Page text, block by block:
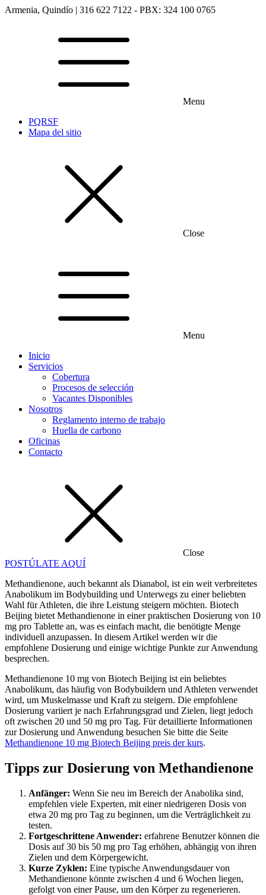
Armenia, Quindío | 316 622 7122 - PBX: 324 100 0765
Menu
PQRSF
Mapa del sitio
Close
Menu
Inicio
Servicios
Cobertura
Procesos de selección
Vacantes Disponibles
Nosotros
Reglamento interno de trabajo
Huella de carbono
Oficinas
Contacto
Close
POSTÚLATE AQUÍ
Methandienone, auch bekannt als Dianabol, ist ein weit verbreitetes
Anabolikum im Bodybuilding und Unterwegs zu einer beliebten
Wahl für Athleten, die ihre Leistung steigern möchten. Biotech
Beijing bietet Methandienone in einer praktischen Dosierung von 10
mg pro Tablette an, was es einfach macht, die benötigte Menge
individuell anzupassen. In diesem Artikel werden wir die
empfohlene Dosierung und einige wichtige Punkte zur Anwendung
besprechen.
Methandienone 10 mg von Biotech Beijing ist ein beliebtes
Anabolikum, das häufig von Bodybuildern und Athleten verwendet
wird, um Muskelmasse und Kraft zu steigern. Die empfohlene
Dosierung variiert je nach Erfahrungsgrad und Zielen, liegt jedoch
oft zwischen 20 und 50 mg pro Tag. Für detaillierte Informationen
zur Dosierung und Anwendung besuchen Sie bitte die Seite
Methandienone 10 mg Biotech Beijing preis der kurs.
Tipps zur Dosierung von Methandienone
Anfänger: Wenn Sie neu im Bereich der Anabolika sind,
empfehlen viele Experten, mit einer niedrigeren Dosis von
etwa 20 mg pro Tag zu beginnen, um die Verträglichkeit zu
testen.
Fortgeschrittene Anwender: erfahrene Benutzer können die
Dosis auf 30 bis 50 mg pro Tag erhöhen, abhängig von ihren
Zielen und dem Körpergewicht.
Kurze Zyklen: Eine typische Anwendungsdauer von
Methandienone könnte zwischen 4 und 6 Wochen liegen,
gefolgt von einer Pause, um den Körper zu regenerieren.